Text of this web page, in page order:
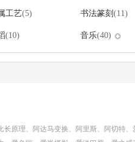
工艺(5) 书法篆刻 (11)
(10) 音乐(40)
长原理、阿达马变换、阿里斯、阿切特